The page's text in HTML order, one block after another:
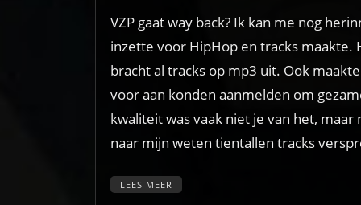
VZP gaat way back? Ik kan me nog
inzette voor HipHop en tracks maakte.
bracht al tracks op mp3 uit. Ook maakte
voor aan konden aanmelden om
kwaliteit was vaak niet je van het,
naar mijn weten tientallen tracks
LEES MEER